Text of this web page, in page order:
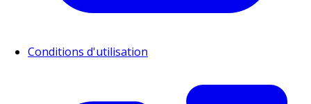
Conditions d'utilisation